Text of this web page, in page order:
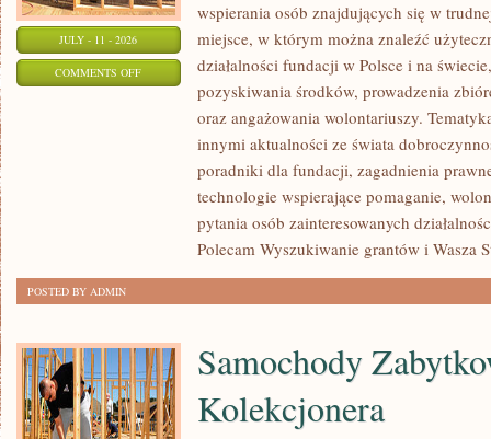
JULY - 11 - 2026
COMMENTS OFFON
POMAGAĆ?
wspierania osób znajdujących się w
miejsce, w którym można znaleźć
działalności fundacji w Polsce i na
pozyskiwania środków, prowadzenia
oraz angażowania wolontariuszy.
innymi aktualności ze świata
poradniki dla fundacji, zagadnienia
technologie wspierające pomaganie,
pytania osób zainteresowanych
Polecam Wyszukiwanie grantów i Wasza
POSTED BY ADMIN
Samochody
Kolekcjonera